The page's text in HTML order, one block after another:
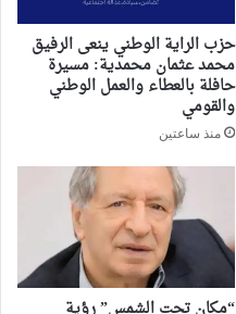
حزب الراية الوطني ينعى الرفيق
محمد عثمان محمدية: مسيرة
حافلة بالعطاء والعمل الوطني
والقومي
منذ ساعتين